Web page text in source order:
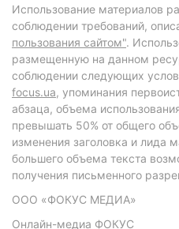
Использование материалов
соблюдении требований,
пользования сайтом".
размещенную на данном
соблюдении следующих
focus.ua, упоминания
абзаца, объема
превышать 50% от общего
изменения заголовка и лида
большего объема текста
получения письменного
ООО «ФОКУС МЕДИА»
Онлайн-медиа ФОКУС